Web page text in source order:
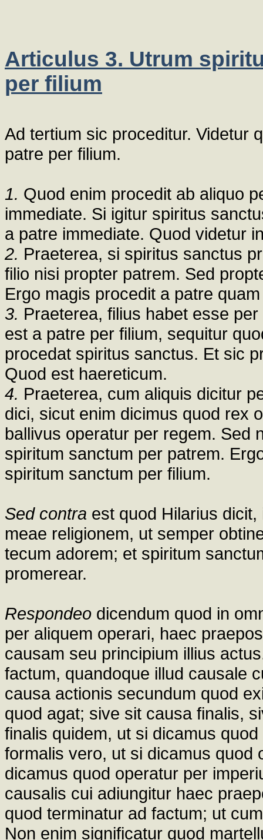
Articulus 3. Utrum
per filium
Ad tertium sic proceditur. Videtur
patre per filium.
1. Quod enim procedit ab aliquo
immediate. Si igitur spiritus
a patre immediate. Quod videtur
2. Praeterea, si spiritus sanctus
filio nisi propter patrem. Sed
Ergo magis procedit a patre
3. Praeterea, filius habet esse
est a patre per filium, sequitur
procedat spiritus sanctus. Et sic
Quod est haereticum.
4. Praeterea, cum aliquis dicitur
dici, sicut enim dicimus quod rex
ballivus operatur per regem. Sed
spiritum sanctum per patrem.
spiritum sanctum per filium.
Sed contra est quod Hilarius
meae religionem, ut semper
tecum adorem; et spiritum
promerear.
Respondeo dicendum quod in
per aliquem operari, haec
causam seu principium illius
factum, quandoque illud causale
causa actionis secundum quod
quod agat; sive sit causa finalis,
finalis quidem, ut si dicamus
formalis vero, ut si dicamus quod
dicamus quod operatur per
causalis cui adiungitur haec
quod terminatur ad factum; ut
Non enim significatur quod